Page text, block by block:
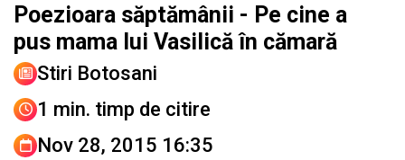
Poezioara săptămânii - Pe cine a
pus mama lui Vasilică în cămară
Stiri Botosani
1 min. timp de citire
Nov 28, 2015 16:35